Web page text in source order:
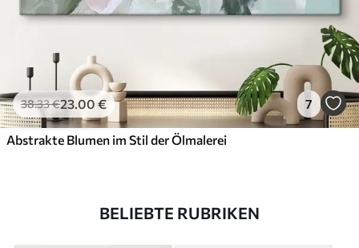
38.33€23.00 € 7
Abstrakte Blumen im Stil der Ölmalerei
BELIEBTE RUBRIKEN